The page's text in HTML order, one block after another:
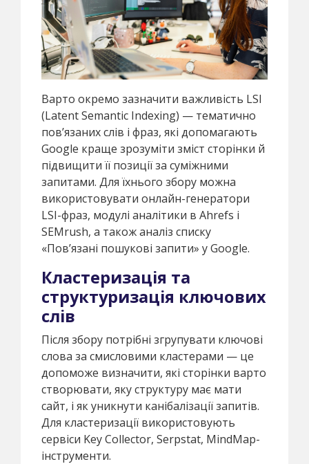
Варто окремо зазначити важливість LSI
(Latent Semantic Indexing) — тематично
пов’язаних слів і фраз, які допомагають
Google краще зрозуміти зміст сторінки й
підвищити її позиції за суміжними
запитами. Для їхнього збору можна
використовувати онлайн-генератори
LSI-фраз, модулі аналітики в Ahrefs і
SEMrush, а також аналіз списку
«Пов’язані пошукові запити» у Google.
Кластеризація та
структуризація ключових
слів
Після збору потрібні згрупувати ключові
слова за смисловими кластерами — це
допоможе визначити, які сторінки варто
створювати, яку структуру має мати
сайт, і як уникнути канібалізації запитів.
Для кластеризації використовують
сервіси Key Collector, Serpstat, MindMap-
інструменти.